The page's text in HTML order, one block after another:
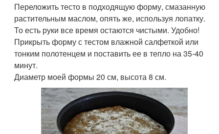
Переложить тесто в подходящую форму, смазанную
растительным маслом, опять же, используя лопатку.
То есть руки все время остаются чистыми. Удобно!
Прикрыть форму с тестом влажной салфеткой или
тонким полотенцем и поставить ее в тепло на 35-40
минут.
Диаметр моей формы 20 см, высота 8 см.